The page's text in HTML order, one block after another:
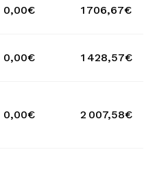
0,00€ 1 706,67€
0,00€ 1 428,57€
0,00€ 2 007,58€